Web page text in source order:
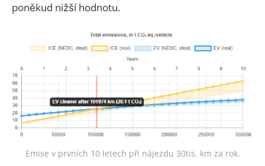
poněkud nižší hodnotu.
Emise v prvních 10 letech při nájezdu 30tis. km za rok.